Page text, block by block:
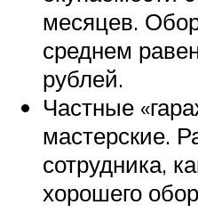
месяцев.
среднем
рублей.
Частные
мастерские.
сотрудника,
хорошего